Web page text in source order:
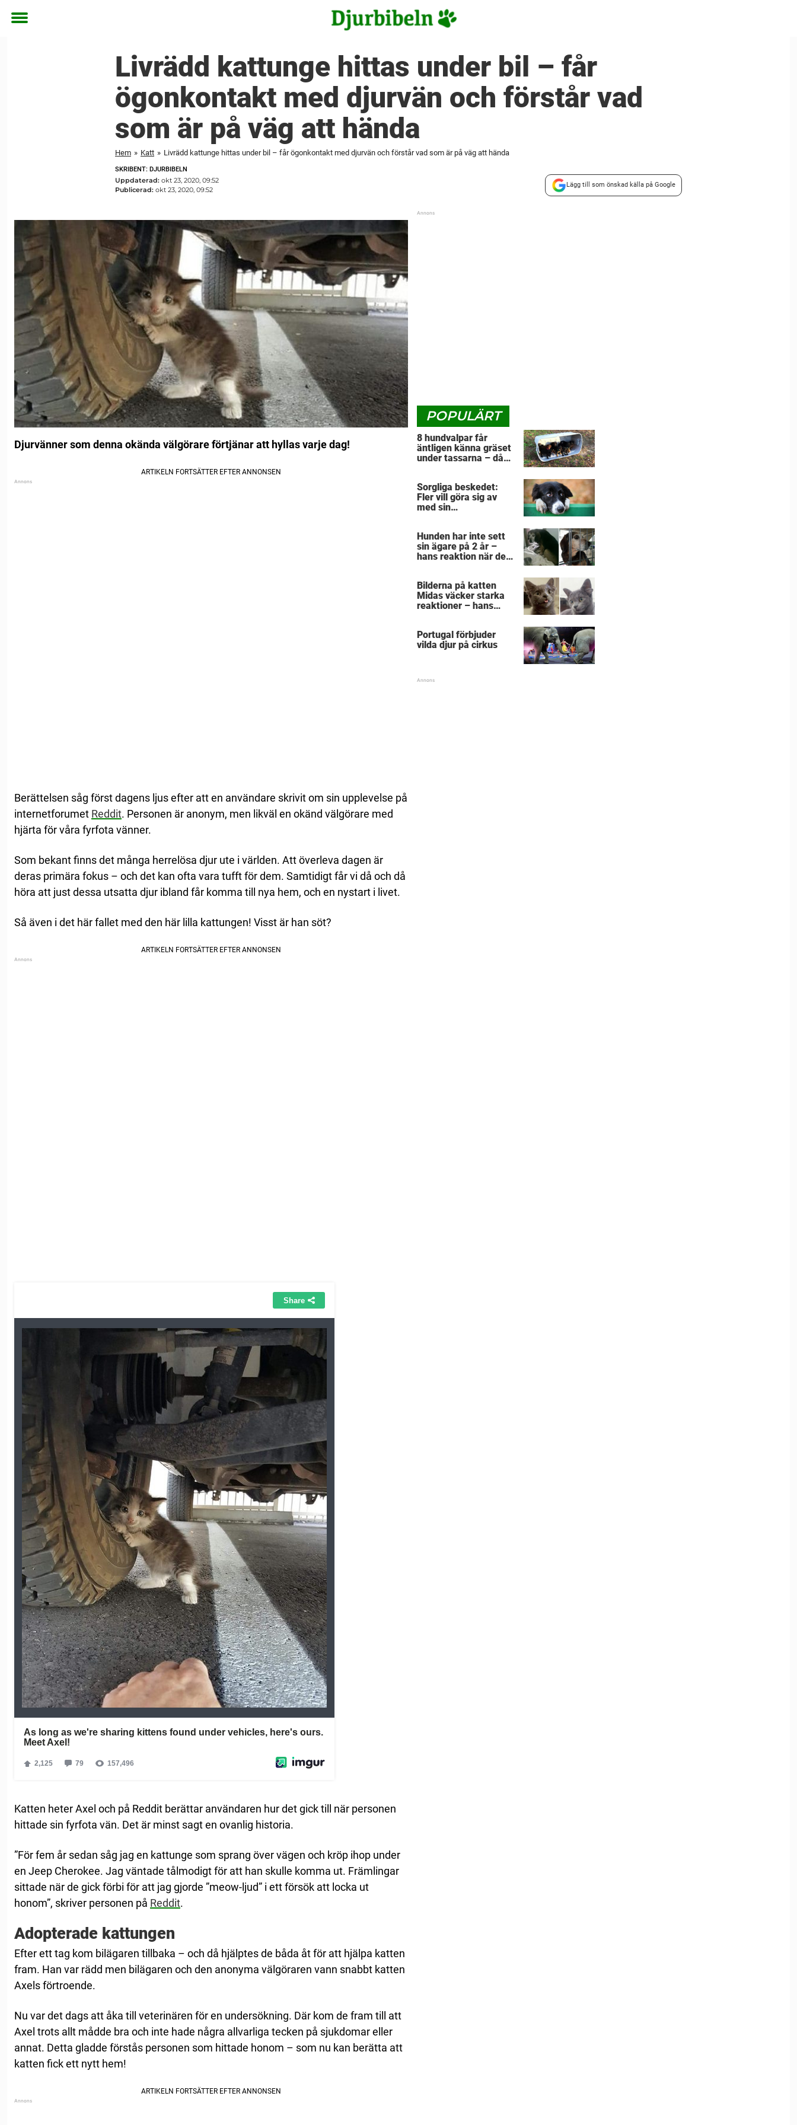
Toggle
Livrädd kattunge hittas under bil – får
ögonkontakt med djurvän och förstår vad
som är på väg att hända
Hem » Katt » Livrädd kattunge hittas under bil – får ögonkontakt med djurvän och förstår vad som är på väg att hända
SKRIBENT: DJURBIBELN
Uppdaterad: okt 23, 2020, 09:52
Publicerad: okt 23, 2020, 09:52
Lägg till som önskad källa på Google
Djurvänner som denna okända välgörare förtjänar att hyllas varje dag!
Berättelsen såg först dagens ljus efter att en användare skrivit om sin upplevelse på
internetforumet Reddit. Personen är anonym, men likväl en okänd välgörare med
hjärta för våra fyrfota vänner.
Som bekant finns det många herrelösa djur ute i världen. Att överleva dagen är
deras primära fokus – och det kan ofta vara tufft för dem. Samtidigt får vi då och då
höra att just dessa utsatta djur ibland får komma till nya hem, och en nystart i livet.
Så även i det här fallet med den här lilla kattungen! Visst är han söt?
Katten heter Axel och på Reddit berättar användaren hur det gick till när personen
hittade sin fyrfota vän. Det är minst sagt en ovanlig historia.
”För fem år sedan såg jag en kattunge som sprang över vägen och kröp ihop under
en Jeep Cherokee. Jag väntade tålmodigt för att han skulle komma ut. Främlingar
sittade när de gick förbi för att jag gjorde ”meow-ljud” i ett försök att locka ut
honom”, skriver personen på Reddit.
Adopterade kattungen
Efter ett tag kom bilägaren tillbaka – och då hjälptes de båda åt för att hjälpa katten
fram. Han var rädd men bilägaren och den anonyma välgöraren vann snabbt katten
Axels förtroende.
Nu var det dags att åka till veterinären för en undersökning. Där kom de fram till att
Axel trots allt mådde bra och inte hade några allvarliga tecken på sjukdomar eller
annat. Detta gladde förstås personen som hittade honom – som nu kan berätta att
katten fick ett nytt hem!
POPULÄRT
8 hundvalpar får
äntligen känna gräset
under tassarna – då
Sorgliga beskedet:
Fler vill göra sig av
med sin
Hunden har inte sett
sin ägare på 2 år –
hans reaktion när de
Bilderna på katten
Midas väcker starka
reaktioner – hans
Portugal förbjuder
vilda djur på cirkus